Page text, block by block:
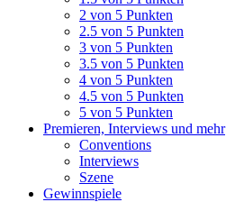
2 von 5 Punkten
2.5 von 5 Punkten
3 von 5 Punkten
3.5 von 5 Punkten
4 von 5 Punkten
4.5 von 5 Punkten
5 von 5 Punkten
Premieren, Interviews und mehr
Conventions
Interviews
Szene
Gewinnspiele